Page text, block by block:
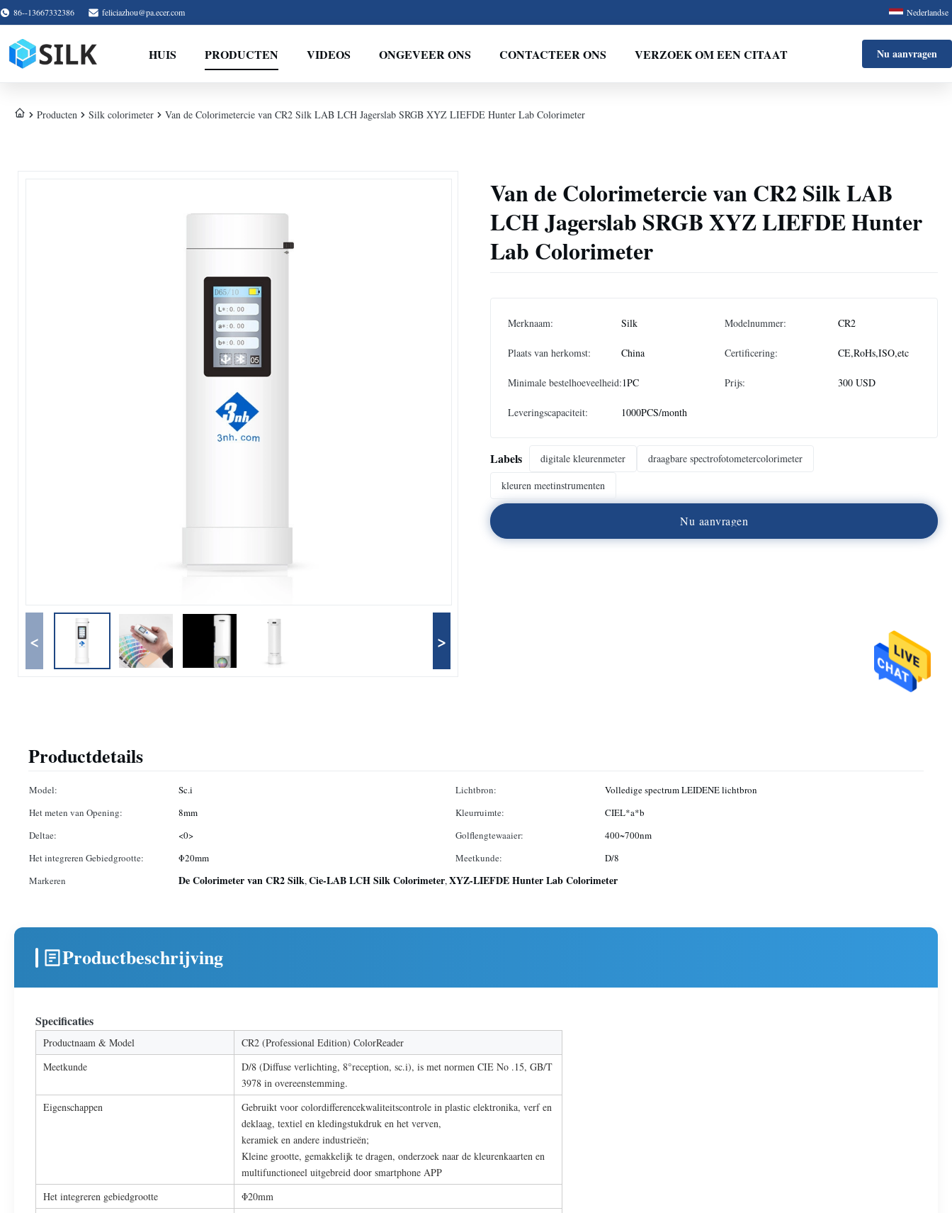
86--13667332386 feliciazhou@pa.ecer.com Nederlandse
HUIS PRODUCTEN VIDEOS ONGEVEER ONS CONTACTEER ONS VERZOEK OM EEN CITAAT Nu aanvragen
Producten Silk colorimeter Van de Colorimetercie van CR2 Silk LAB LCH Jagerslab SRGB XYZ LIEFDE Hunter Lab Colorimeter
< >
Van de Colorimetercie van CR2 Silk LAB
LCH Jagerslab SRGB XYZ LIEFDE Hunter
Lab Colorimeter
Merknaam: Silk Modelnummer: CR2
Plaats van herkomst: China Certificering: CE,RoHs,ISO,etc
Minimale bestelhoeveelheid:1PC Prijs: 300 USD
Leveringscapaciteit: 1000PCS/month
Labels digitale kleurenmeter
draagbare spectrofotometercolorimeter
kleuren meetinstrumenten
Nu aanvragen
Productdetails
Model: Sc.i Lichtbron:
Volledige spectrum LEIDENE lichtbron
Het meten van Opening:
8mm Kleurruimte:
CIEL*a*b
Deltae:
<0> Golflengtewaaier:
400~700nm
Het integreren Gebiedgrootte:
Φ20mm Meetkunde:
D/8
Markeren
De Colorimeter van CR2 Silk,Cie-LAB LCH Silk Colorimeter,XYZ-LIEFDE Hunter Lab Colorimeter
Productbeschrijving
Specificaties
Productnaam & Model
CR2 (Professional Edition) ColorReader
Meetkunde
D/8 (Diffuse verlichting, 8°reception, sc.i), is met normen CIE No .15, GB/T
3978 in overeenstemming.
Eigenschappen
Gebruikt voor colordifferencekwaliteitscontrole in plastic elektronika, verf en
deklaag, textiel en kledingstukdruk en het verven,
keramiek en andere industrieën;
Kleine grootte, gemakkelijk te dragen, onderzoek naar de kleurenkaarten en
multifunctioneel uitgebreid door smartphone APP
Het integreren gebiedgrootte
Φ20mm